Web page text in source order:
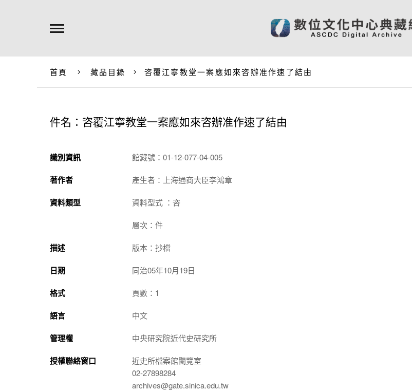
首頁 藏品目錄 咨覆江寧教堂一案應如來咨辦准作速了結由
件名：咨覆江寧教堂一案應如來咨辦准作速了結由
識別資訊 館藏號：01-12-077-04-005
著作者 產生者：上海通商大臣李鴻章
資料類型 資料型式 ：咨
層次：件
描述 版本：抄檔
日期 同治05年10月19日
格式 頁數：1
語言 中文
管理權 中央研究院近代史研究所
授權聯絡窗口
近史所檔案館閱覽室
02-27898284
archives@gate.sinica.edu.tw